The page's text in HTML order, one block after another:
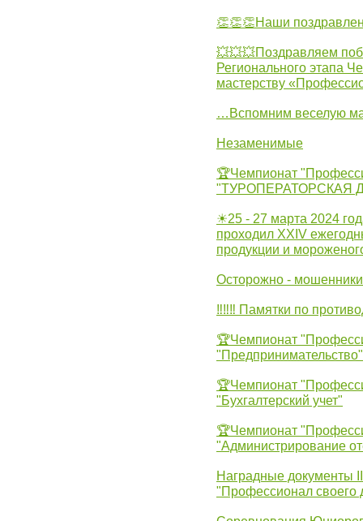
👏👏👏Наши
💥💥💥Поздравляем
Регионального этапа
мастерству
…Вспомним веселую
Незаменимые
🏆Чемпионат
"ТУРОПЕРАТОРСКАЯ
☀25 - 27 марта 2024
проходил XXIV
продукции и
Осторожно -
‼‼‼ Памятки по
🏆Чемпионат
"Предпринимательство"
🏆Чемпионат
"Бухгалтерский учет"
🏆Чемпионат
"Администрирование
Наградные документы
"Профессионал своего